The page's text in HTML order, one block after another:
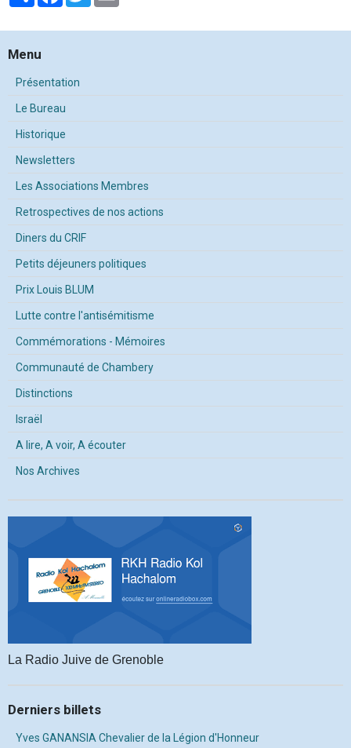
Menu
Présentation
Le Bureau
Historique
Newsletters
Les Associations Membres
Retrospectives de nos actions
Diners du CRIF
Petits déjeuners politiques
Prix Louis BLUM
Lutte contre l'antisémitisme
Commémorations - Mémoires
Communauté de Chambery
Distinctions
Israël
A lire, A voir, A écouter
Nos Archives
La Radio Juive de Grenoble
Derniers billets
Yves GANANSIA Chevalier de la Légion d'Honneur